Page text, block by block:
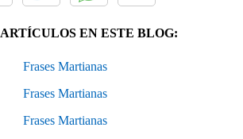
EN ESTE BLOG:
Frases Martianas
Frases Martianas
Frases Martianas